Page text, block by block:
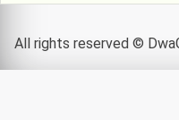
All rights reserved ©